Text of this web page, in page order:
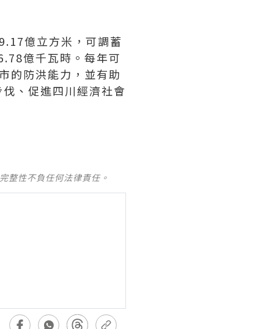
億立方米，可調蓄
億千瓦時。每年可
的防洪能力，並有助
、促進四川經濟社會
整性不負任何法律責任。